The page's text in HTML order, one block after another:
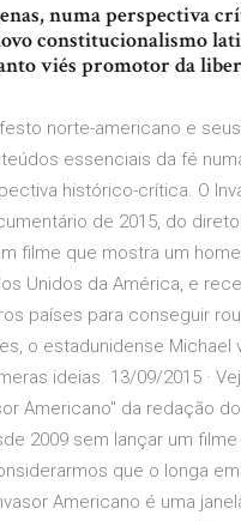
numa perspectiva
constitucionalismo
viés promotor da
norte-americano e
essenciais da fé
histórico-crítica. O
de 2015, do
filme que mostra um
Unidos da América, e
países para conseguir
o estadunidense Michael
ideias. 13/09/2015 ·
Americano" da redação do
2009 sem lançar um
que o longa
Americano é uma